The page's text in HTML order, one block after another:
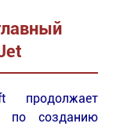
продолжает
по созданию